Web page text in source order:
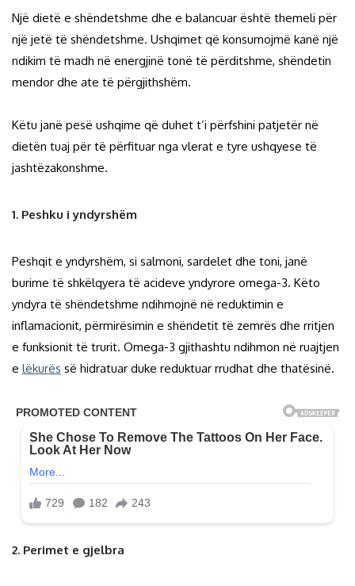
Një dietë e shëndetshme dhe e balancuar është themeli për
një jetë të shëndetshme. Ushqimet që konsumojmë kanë një
ndikim të madh në energjinë tonë të përditshme, shëndetin
mendor dhe ate të përgjithshëm.
Këtu janë pesë ushqime që duhet t’i përfshini patjetër në
dietën tuaj për të përfituar nga vlerat e tyre ushqyese të
jashtëzakonshme.
1. Peshku i yndyrshëm
Peshqit e yndyrshëm, si salmoni, sardelet dhe toni, janë
burime të shkëlqyera të acideve yndyrore omega-3. Këto
yndyra të shëndetshme ndihmojnë në reduktimin e
inflamacionit, përmirësimin e shëndetit të zemrës dhe rritjen
e funksionit të trurit. Omega-3 gjithashtu ndihmon në ruajtjen
e lëkurës së hidratuar duke reduktuar rrudhat dhe thatësinë.
2. Perimet e gjelbra